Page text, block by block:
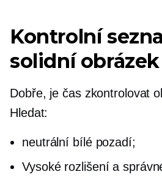
Kontrolní
solidní
Dobře, je čas zkontrolovat
Hledat:
neutrální bílé pozadí;
Vysoké rozlišení a